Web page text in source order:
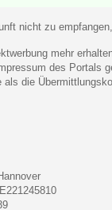
nicht zu
mehr
des Portals
als die